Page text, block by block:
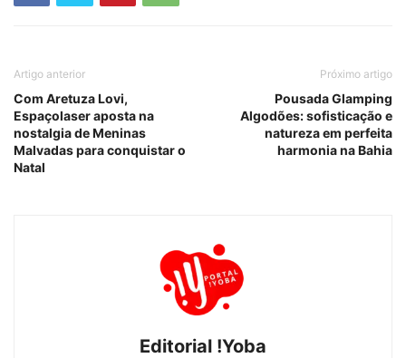
Artigo anterior
Com Aretuza Lovi,
Espaçolaser aposta na
nostalgia de Meninas
Malvadas para conquistar o
Natal
Próximo artigo
Pousada Glamping
Algodões: sofisticação e
natureza em perfeita
harmonia na Bahia
Editorial !Yoba